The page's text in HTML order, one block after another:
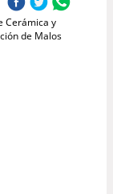
Cerámica y
de Malos